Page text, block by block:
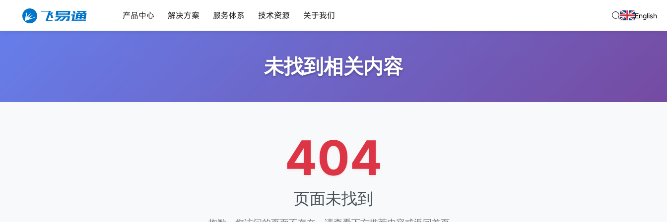
产品中心 解决方案 服务体系 技术资源 关于我们 English
未找到相关内容
404
页面未找到